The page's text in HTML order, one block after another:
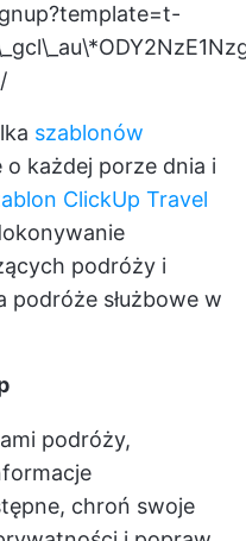
szablonów
o każdej porze dnia i
ClickUp Travel
podróży i
podróże służbowe w
podróży,
chroń swoje